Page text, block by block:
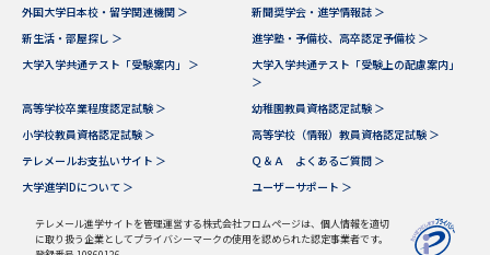
新生活お役立ちガイド
学問発見 学問検索
外国大学日本校・留学関連機関 ＞
新聞奨学会・進学情報誌 ＞
新生活・部屋探し ＞
進学塾・予備校、高卒認定予備校 ＞
大学入学共通テスト「受験案内」 ＞
大学入学共通テスト「受験上の配慮案内」
＞
高等学校卒業程度認定試験 ＞
幼稚園教員資格認定試験 ＞
小学校教員資格認定試験 ＞
高等学校（情報）教員資格認定試験 ＞
テレメールお支払いサイト ＞
Ｑ＆Ａ よくあるご質問 ＞
大学進学IDについて ＞
ユーザーサポート ＞
テレメール進学サイトを管理運営する株式会社フロムページは、個人情報を適切
に取り扱う企業としてプライバシーマークの使用を認められた認定事業者です。